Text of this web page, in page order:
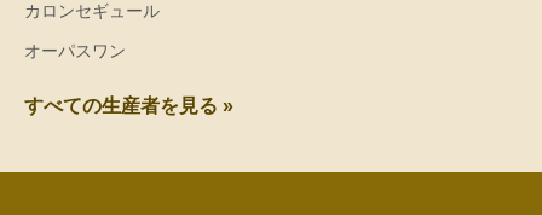
カロンセギュール
オーパスワン
すべての生産者を見る »